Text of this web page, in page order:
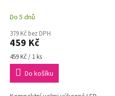
Do 5 dnů
379 Kč bez DPH
459 Kč
Měrná
cena:
459 Kč / 1 ks
Do košíku